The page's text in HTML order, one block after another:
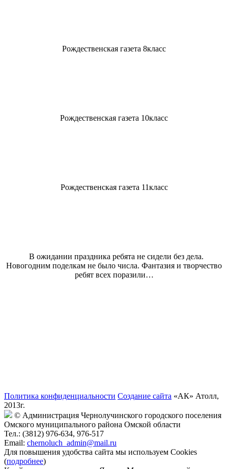
Рождественская газета 8класс
Рождественская газета 10класс
Рождественская газета 11класс
В ожидании праздника ребята не сидели без дела.
Новогодним поделкам не было числа. Фантазия и творчество
ребят всех поразили…
Политика конфиденциальности Создание сайта «АК» Атолл,
2013г.
© Администрация Чернолучинского городского поселения
Омского муниципального района Омской области
Тел.: (3812) 976-634, 976-517
Email: chernoluch_admin@mail.ru
Для повышения удобства сайта мы используем Cookies
(подробнее)